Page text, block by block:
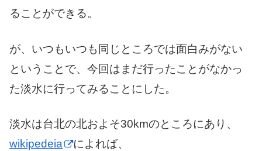
ることができる。
が、いつもいつも同じところでは面白みがない
ということで、今回はまだ行ったことがなかっ
た淡水に行ってみることにした。
淡水は台北の北およそ30kmのところにあり、
wikipedeia
によれば、